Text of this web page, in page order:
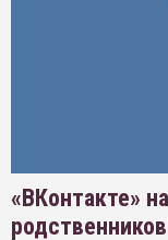
«ВКонтакте»